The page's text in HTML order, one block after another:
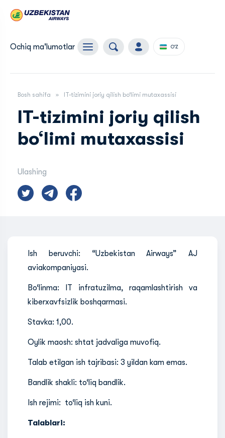
Ochiq ma'lumotlar O'Z
Bosh sahifa IT-tizimini joriy qilish bo‘limi mutaxassisi
IT-tizimini joriy qilish
bo‘limi mutaxassisi
Ulashing
Ish beruvchi: “Uzbekistan Airways” AJ
aviakompaniyasi.
Bo‘linma: IT infratuzilma, raqamlashtirish va
kiberxavfsizlik boshqarmasi.
Stavka: 1,00.
Oylik maosh: shtat jadvaliga muvofiq.
Talab etilgan ish tajribasi: 3 yildan kam emas.
Bandlik shakli: to‘liq bandlik.
Ish rejimi: to‘liq ish kuni.
Talablari: